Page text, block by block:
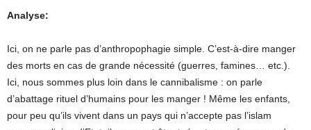
Analyse:
Ici, on ne parle pas d’anthropophagie simple. C’est-à-dire manger
des morts en cas de grande nécessité (guerres, famines… etc.).
Ici, nous sommes plus loin dans le cannibalisme : on parle
d’abattage rituel d’humains pour les manger ! Même les enfants,
pour peu qu’ils vivent dans un pays qui n’accepte pas l’islam